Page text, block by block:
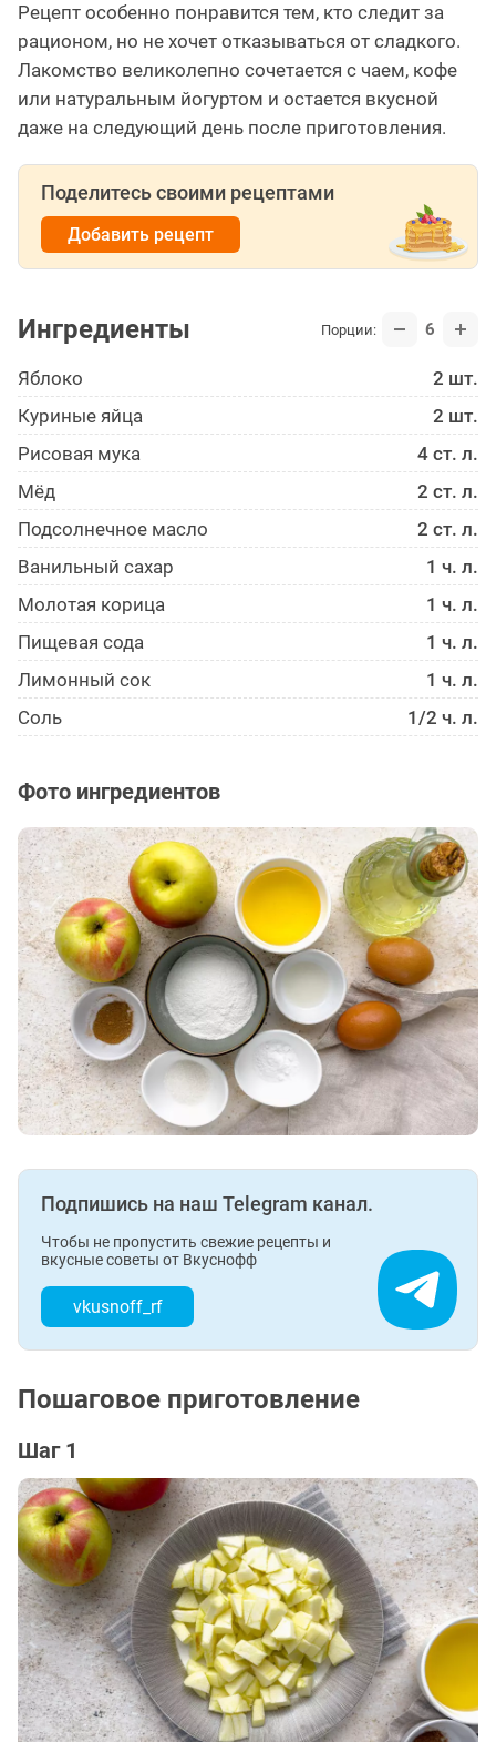
Рецепт особенно понравится тем, кто следит за
рационом, но не хочет отказываться от сладкого.
Лакомство великолепно сочетается с чаем, кофе
или натуральным йогуртом и остается вкусной
даже на следующий день после приготовления.
Поделитесь своими рецептами
Добавить рецепт
Ингредиенты Порции: 6
Яблоко
2 шт.
Куриные яйца
2 шт.
Рисовая мука
4 ст. л.
Мёд
2 ст. л.
Подсолнечное масло
2 ст. л.
Ванильный сахар
1 ч. л.
Молотая корица
1 ч. л.
Пищевая сода
1 ч. л.
Лимонный сок
1 ч. л.
Соль
1/2 ч. л.
Фото ингредиентов
Подпишись на наш Telegram канал.
Чтобы не пропустить свежие рецепты и
вкусные советы от Вкуснофф
vkusnoff_rf
Пошаговое приготовление
Шаг 1